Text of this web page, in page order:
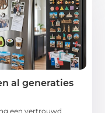
al generaties
een vertrouwd